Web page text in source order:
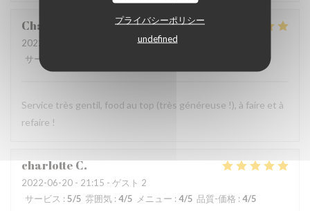
プライバシーポリシー
undefined
Charlotte
2022-06-19
- 21:15 - ゲスト 2
サービス
Service très gentil, food au top (très généreuse !), à faire et à
refaire !
charlotteC
2022-06-20 - 21:15 - ゲスト 2
サービス : 5/5 雰囲気 : 4/5 メニュー : 4/5 品質-価格 : 4/5